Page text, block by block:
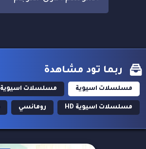
ربما تود مشاهدة
مسلسلات اسيوية مسلسلات اسيوية 2024
مسلسلات اسيوية HD رومانسي